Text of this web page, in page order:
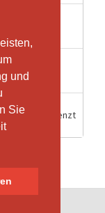
und
Sie
und
Sie
1
Unbegrenzt